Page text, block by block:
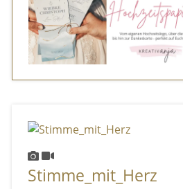
Stimme_mit_Herz